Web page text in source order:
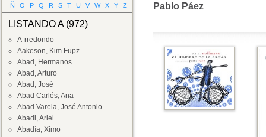
Ñ
O P Q R S T U V W X Y Z
LISTANDOA(972)
A-rredondo
Aakeson, Kim Fupz
Abad, Hermanos
Abad, Arturo
Abad, José
Abad Carlés, Ana
Abad Varela, José Antonio
Abadi, Ariel
Abadía, Ximo
Pablo Páez